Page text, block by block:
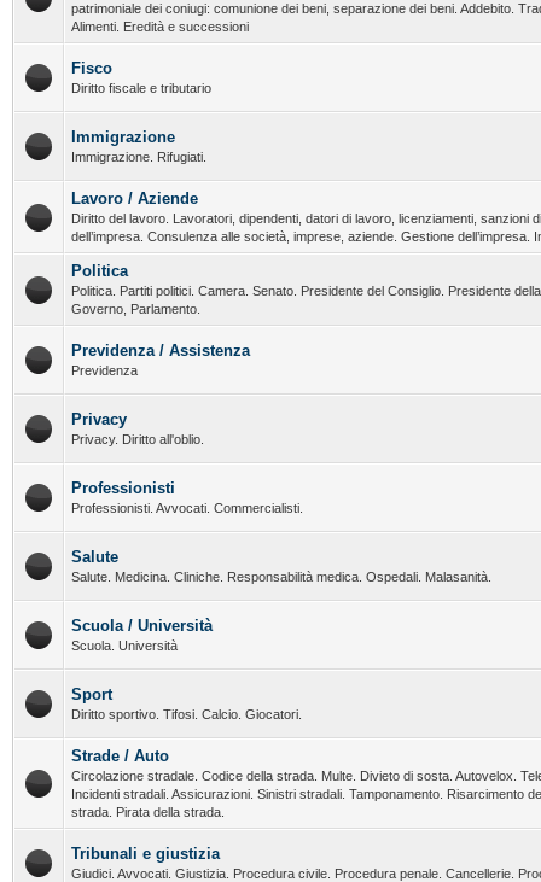
patrimoniale dei coniugi: comunione dei beni, separazione dei beni. Addebito.
Alimenti. Eredità e successioni
Fisco
Diritto fiscale e tributario
Immigrazione
Immigrazione. Rifugiati.
Lavoro / Aziende
Diritto del lavoro. Lavoratori, dipendenti, datori di lavoro, licenziamenti, sanzioni
dell’impresa. Consulenza alle società, imprese, aziende. Gestione dell’impresa.
Politica
Politica. Partiti politici. Camera. Senato. Presidente del Consiglio. Presidente
Governo, Parlamento.
Previdenza / Assistenza
Previdenza
Privacy
Privacy. Diritto all'oblio.
Professionisti
Professionisti. Avvocati. Commercialisti.
Salute
Salute. Medicina. Cliniche. Responsabilità medica. Ospedali. Malasanità.
Scuola / Università
Scuola. Università
Sport
Diritto sportivo. Tifosi. Calcio. Giocatori.
Strade / Auto
Circolazione stradale. Codice della strada. Multe. Divieto di sosta. Autovelox.
Incidenti stradali. Assicurazioni. Sinistri stradali. Tamponamento. Risarcimento
strada. Pirata della strada.
Tribunali e giustizia
Giudici. Avvocati. Giustizia. Procedura civile. Procedura penale. Cancellerie.